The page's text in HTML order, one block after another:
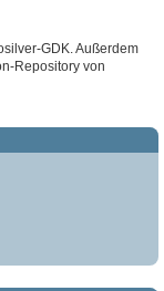
GDK. Außerdem
Repository von